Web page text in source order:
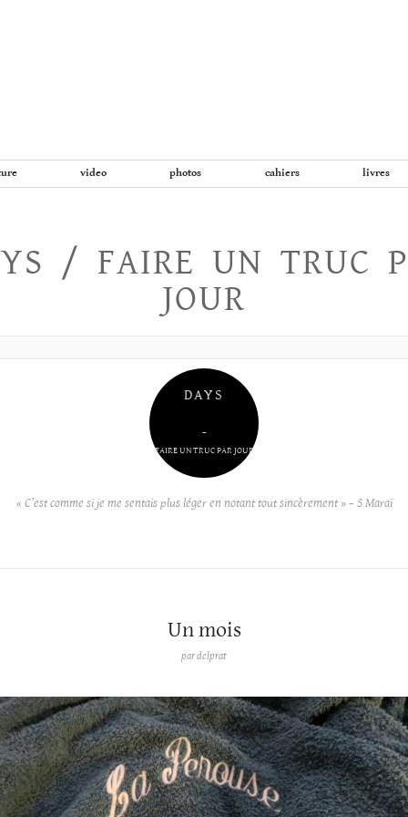
video photos cahiers livres
/ FAIRE UN TRUC
JOUR
DAYS
–
FAIRE UN TRUC PAR JOUR
« C’est comme si je me sentais plus léger en notant tout sincèrement » – S Maraï
Un mois
pardelprat